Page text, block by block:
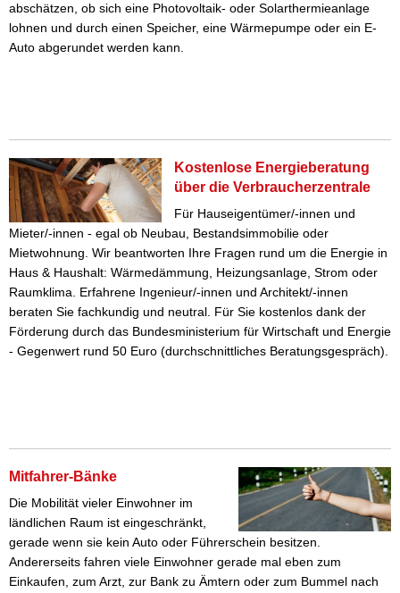
abschätzen, ob sich eine Photovoltaik- oder Solarthermieanlage
lohnen und durch einen Speicher, eine Wärmepumpe oder ein E-
Auto abgerundet werden kann.
Kostenlose Energieberatung
über die Verbraucherzentrale
Für Hauseigentümer/-innen und
Mieter/-innen - egal ob Neubau, Bestandsimmobilie oder
Mietwohnung. Wir beantworten Ihre Fragen rund um die Energie in
Haus & Haushalt: Wärmedämmung, Heizungsanlage, Strom oder
Raumklima. Erfahrene Ingenieur/-innen und Architekt/-innen
beraten Sie fachkundig und neutral. Für Sie kostenlos dank der
Förderung durch das Bundesministerium für Wirtschaft und Energie
- Gegenwert rund 50 Euro (durchschnittliches Beratungsgespräch).
Mitfahrer-Bänke
Die Mobilität vieler Einwohner im
ländlichen Raum ist eingeschränkt,
gerade wenn sie kein Auto oder Führerschein besitzen.
Andererseits fahren viele Einwohner gerade mal eben zum
Einkaufen, zum Arzt, zur Bank zu Ämtern oder zum Bummel nach